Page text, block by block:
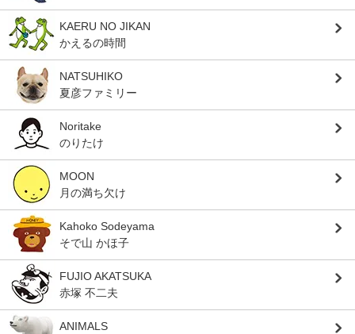
KAERU NO JIKAN
かえるの時間
NATSUHIKO
夏彦ファミリー
Noritake
のりたけ
MOON
月の満ち欠け
Kahoko Sodeyama
そで山 かほ子
FUJIO AKATSUKA
赤塚 不二夫
ANIMALS